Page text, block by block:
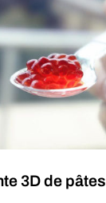
3D de pâtes